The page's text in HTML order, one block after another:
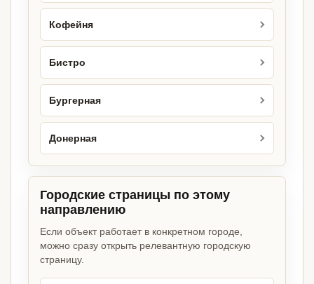
Кофейня
Бистро
Бургерная
Донерная
Городские страницы по этому
направлению
Если объект работает в конкретном городе,
можно сразу открыть релевантную городскую
страницу.